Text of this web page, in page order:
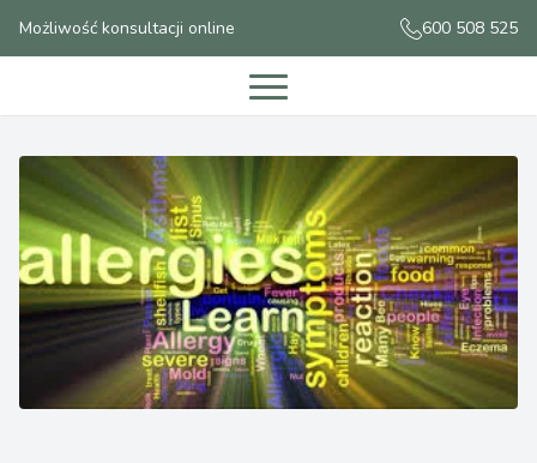
Możliwość konsultacji online 600 508 525